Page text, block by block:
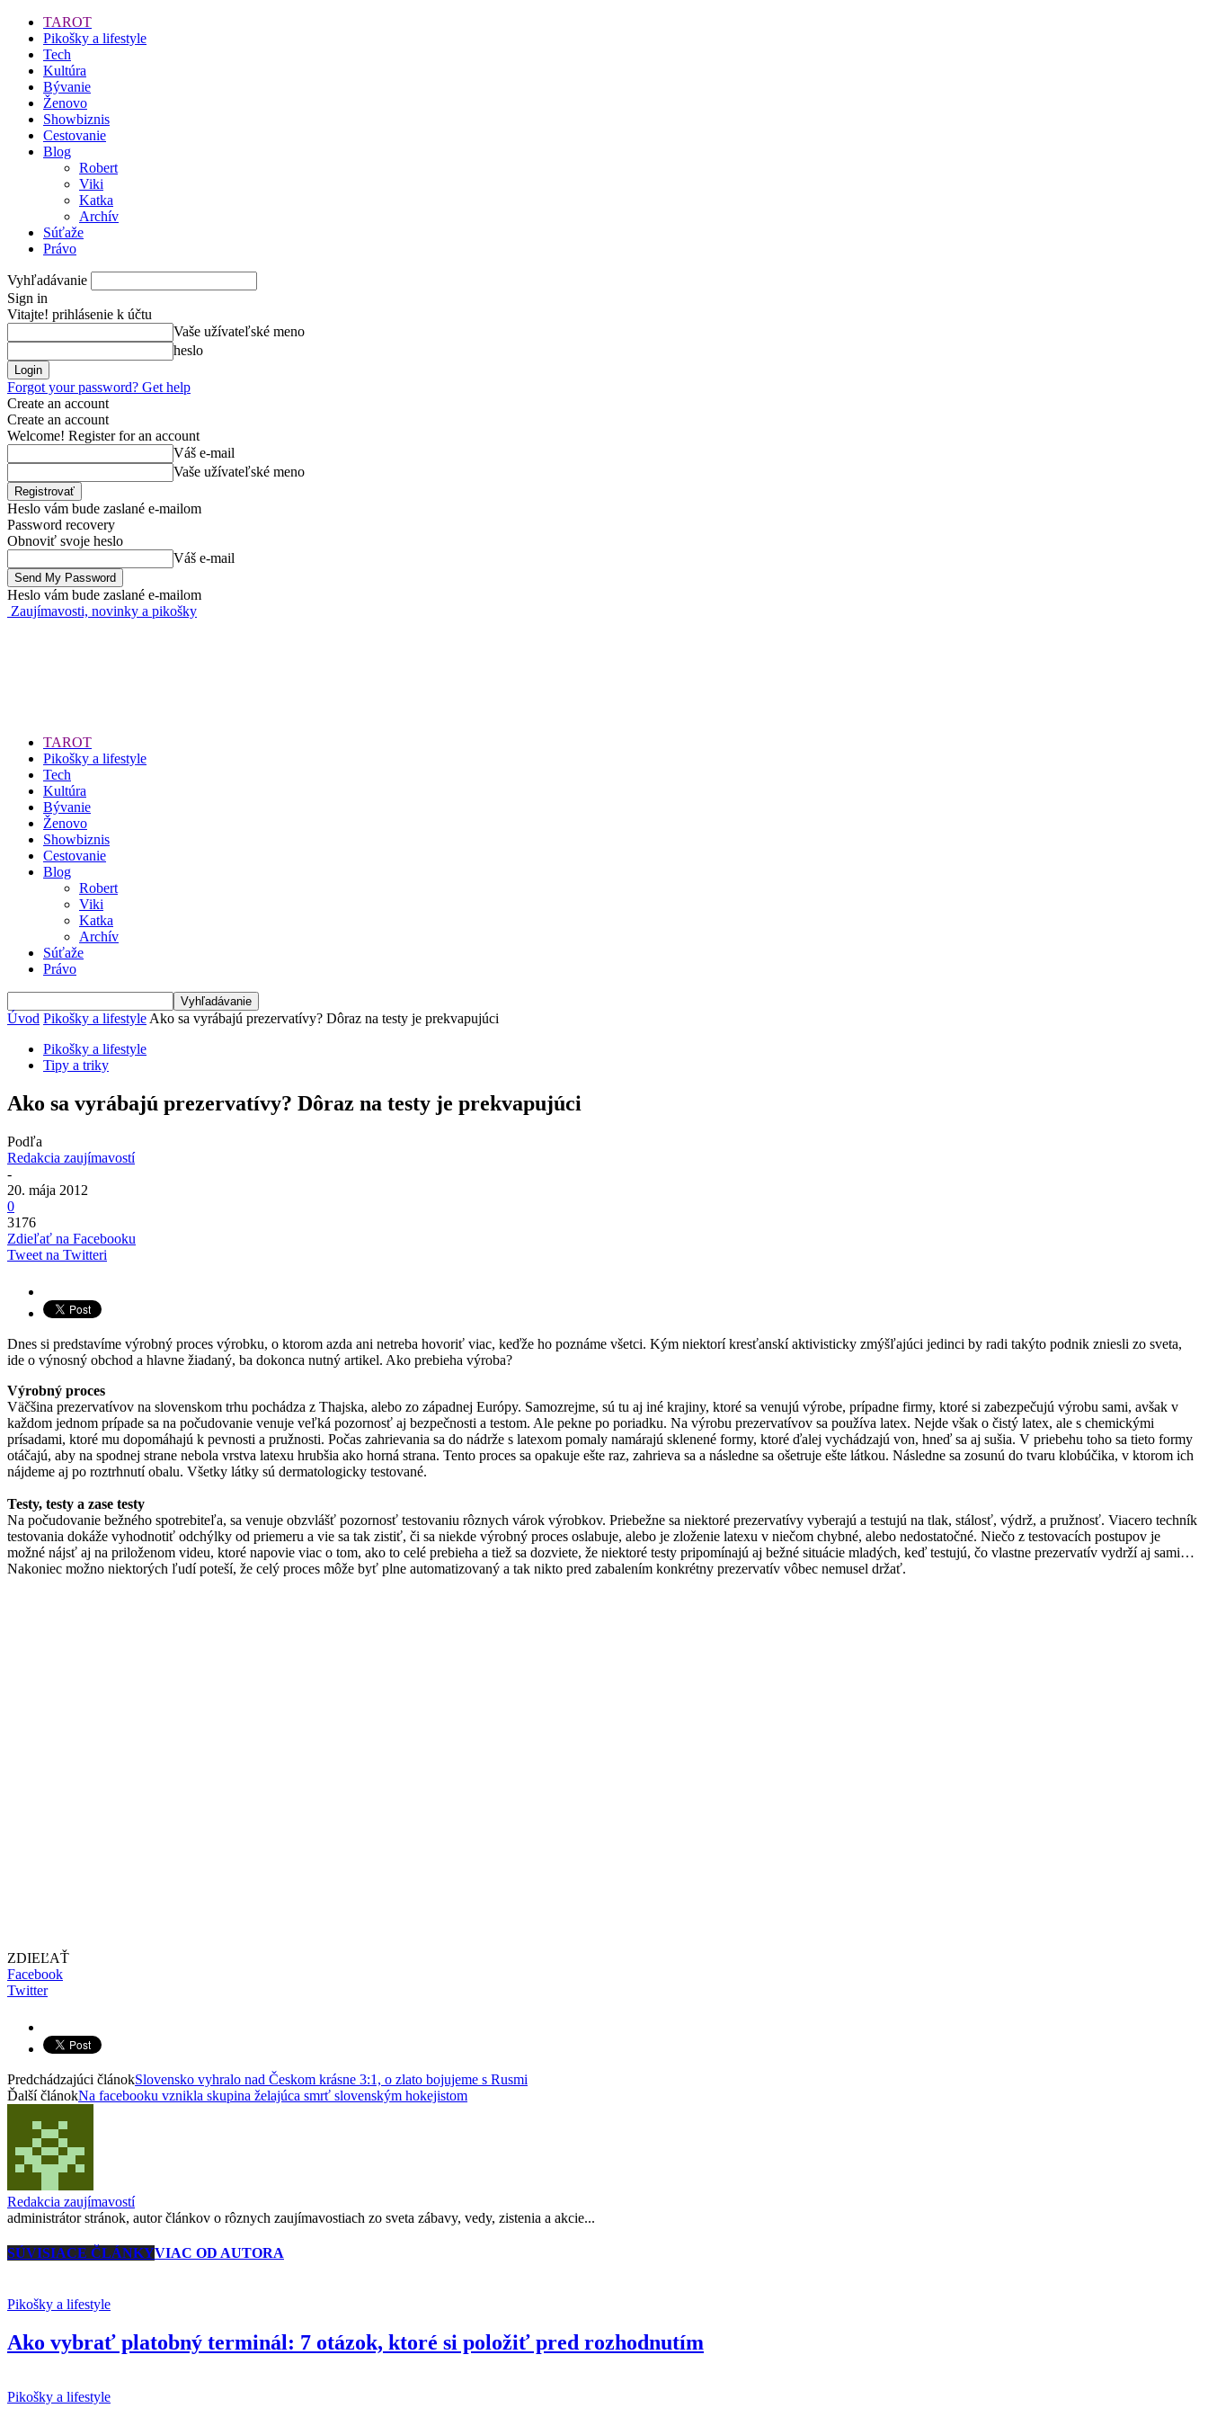
TAROT
Pikošky a lifestyle
Tech
Kultúra
Bývanie
Ženovo
Showbiznis
Cestovanie
Blog
Robert
Viki
Katka
Archív
Súťaže
Právo
Vyhľadávanie
Sign in
Vitajte! prihlásenie k účtu
Vaše užívateľské meno
heslo
Forgot your password? Get help
Create an account
Create an account
Welcome! Register for an account
Váš e-mail
Vaše užívateľské meno
Heslo vám bude zaslané e-mailom
Password recovery
Obnoviť svoje heslo
Váš e-mail
Heslo vám bude zaslané e-mailom
Zaujímavosti, novinky a pikošky
TAROT
Pikošky a lifestyle
Tech
Kultúra
Bývanie
Ženovo
Showbiznis
Cestovanie
Blog
Robert
Viki
Katka
Archív
Súťaže
Právo
Úvod Pikošky a lifestyle Ako sa vyrábajú prezervatívy? Dôraz na testy je prekvapujúci
Pikošky a lifestyle
Tipy a triky
Ako sa vyrábajú prezervatívy? Dôraz na testy je prekvapujúci
Podľa
Redakcia zaujímavostí
-
20. mája 2012
0
3176
Zdieľať na Facebooku
Tweet na Twitteri
Dnes si predstavíme výrobný proces výrobku, o ktorom azda ani netreba hovoriť viac, keďže ho poznáme všetci. Kým niektorí kresťanskí aktivisticky zmýšľajúci jedinci by radi takýto podnik zniesli zo sveta,
ide o výnosný obchod a hlavne žiadaný, ba dokonca nutný artikel. Ako prebieha výroba?
Výrobný proces
Väčšina prezervatívov na slovenskom trhu pochádza z Thajska, alebo zo západnej Európy. Samozrejme, sú tu aj iné krajiny, ktoré sa venujú výrobe, prípadne firmy, ktoré si zabezpečujú výrobu sami, avšak v
každom jednom prípade sa na počudovanie venuje veľká pozornosť aj bezpečnosti a testom. Ale pekne po poriadku. Na výrobu prezervatívov sa používa latex. Nejde však o čistý latex, ale s chemickými
prísadami, ktoré mu dopomáhajú k pevnosti a pružnosti. Počas zahrievania sa do nádrže s latexom pomaly namárajú sklenené formy, ktoré ďalej vychádzajú von, hneď sa aj sušia. V priebehu toho sa tieto formy
otáčajú, aby na spodnej strane nebola vrstva latexu hrubšia ako horná strana. Tento proces sa opakuje ešte raz, zahrieva sa a následne sa ošetruje ešte látkou. Následne sa zosunú do tvaru klobúčika, v ktorom ich
nájdeme aj po roztrhnutí obalu. Všetky látky sú dermatologicky testované.
Testy, testy a zase testy
Na počudovanie bežného spotrebiteľa, sa venuje obzvlášť pozornosť testovaniu rôznych várok výrobkov. Priebežne sa niektoré prezervatívy vyberajú a testujú na tlak, stálosť, výdrž, a pružnosť. Viacero techník
testovania dokáže vyhodnotiť odchýlky od priemeru a vie sa tak zistiť, či sa niekde výrobný proces oslabuje, alebo je zloženie latexu v niečom chybné, alebo nedostatočné. Niečo z testovacích postupov je
možné nájsť aj na priloženom videu, ktoré napovie viac o tom, ako to celé prebieha a tiež sa dozviete, že niektoré testy pripomínajú aj bežné situácie mladých, keď testujú, čo vlastne prezervatív vydrží aj sami…
Nakoniec možno niektorých ľudí poteší, že celý proces môže byť plne automatizovaný a tak nikto pred zabalením konkrétny prezervatív vôbec nemusel držať.
ZDIEĽAŤ
Facebook
Twitter
Predchádzajúci článokSlovensko vyhralo nad Českom krásne 3:1, o zlato bojujeme s Rusmi
Ďalší článokNa facebooku vznikla skupina želajúca smrť slovenským hokejistom
Redakcia zaujímavostí
administrátor stránok, autor článkov o rôznych zaujímavostiach zo sveta zábavy, vedy, zistenia a akcie...
SÚVISIACE ČLÁNKYVIAC OD AUTORA
Pikošky a lifestyle
Ako vybrať platobný terminál: 7 otázok, ktoré si položiť pred rozhodnutím
Pikošky a lifestyle